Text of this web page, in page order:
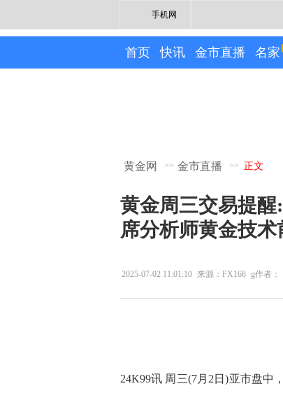
手机网
首页 快讯 金市直播 名家
黄金网 >> 金市直播 >> 正文
黄金周三交易提
席分析师黄金技术
2025-07-02 11:01:10 来源：FX168 g作者：
24K99讯 周三(7月2日)亚市盘中